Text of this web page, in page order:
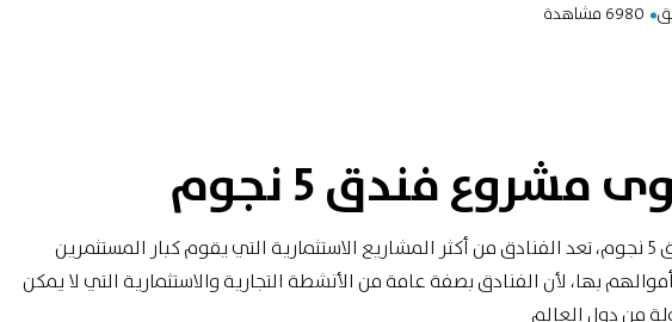
6980 مشاهدة
فندق 5 نجوم
دراسة جدوى مشروع فندق 5 نجوم، تعد الفنادق من أكثر المشاريع الاستثمارية التي يقوم كبار المستثمرين
بها، لأن الفنادق بصفة عامة من الأنشطة التجارية والاستثمارية التي لا يمكن
من دول العالم